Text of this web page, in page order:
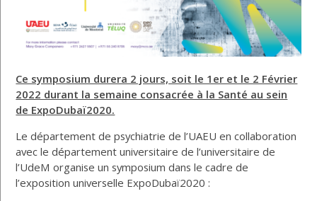
Ce symposium durera 2 jours, soit le 1er et le 2 Février
2022 durant la semaine consacrée à la Santé au sein
de ExpoDubaï2020.
Le département de psychiatrie de l’UAEU en collaboration
avec le département universitaire de l’universitaire de
l’UdeM organise un symposium dans le cadre de
l’exposition universelle ExpoDubaï2020 :